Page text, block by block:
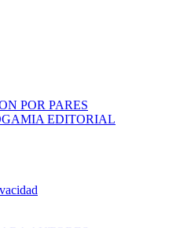
POR PARES
EDITORIAL